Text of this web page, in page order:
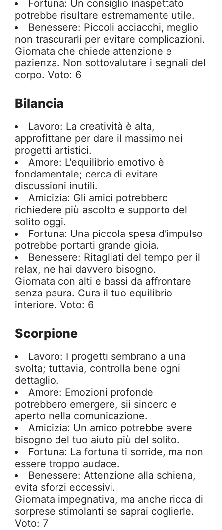
Fortuna: Un consiglio inaspettato
potrebbe risultare estremamente utile.
Benessere: Piccoli acciacchi, meglio
non trascurarli per evitare complicazioni.
Giornata che chiede attenzione e
pazienza. Non sottovalutare i segnali del
corpo. Voto: 6
Bilancia
Lavoro: La creatività è alta,
approfittane per dare il massimo nei
progetti artistici.
Amore: L'equilibrio emotivo è
fondamentale; cerca di evitare
discussioni inutili.
Amicizia: Gli amici potrebbero
richiedere più ascolto e supporto del
solito oggi.
Fortuna: Una piccola spesa d'impulso
potrebbe portarti grande gioia.
Benessere: Ritagliati del tempo per il
relax, ne hai davvero bisogno.
Giornata con alti e bassi da affrontare
senza paura. Cura il tuo equilibrio
interiore. Voto: 6
Scorpione
Lavoro: I progetti sembrano a una
svolta; tuttavia, controlla bene ogni
dettaglio.
Amore: Emozioni profonde
potrebbero emergere, sii sincero e
aperto nella comunicazione.
Amicizia: Un amico potrebbe avere
bisogno del tuo aiuto più del solito.
Fortuna: La fortuna ti sorride, ma non
essere troppo audace.
Benessere: Attenzione alla schiena,
evita sforzi eccessivi.
Giornata impegnativa, ma anche ricca di
sorprese stimolanti se saprai coglierle.
Voto: 7